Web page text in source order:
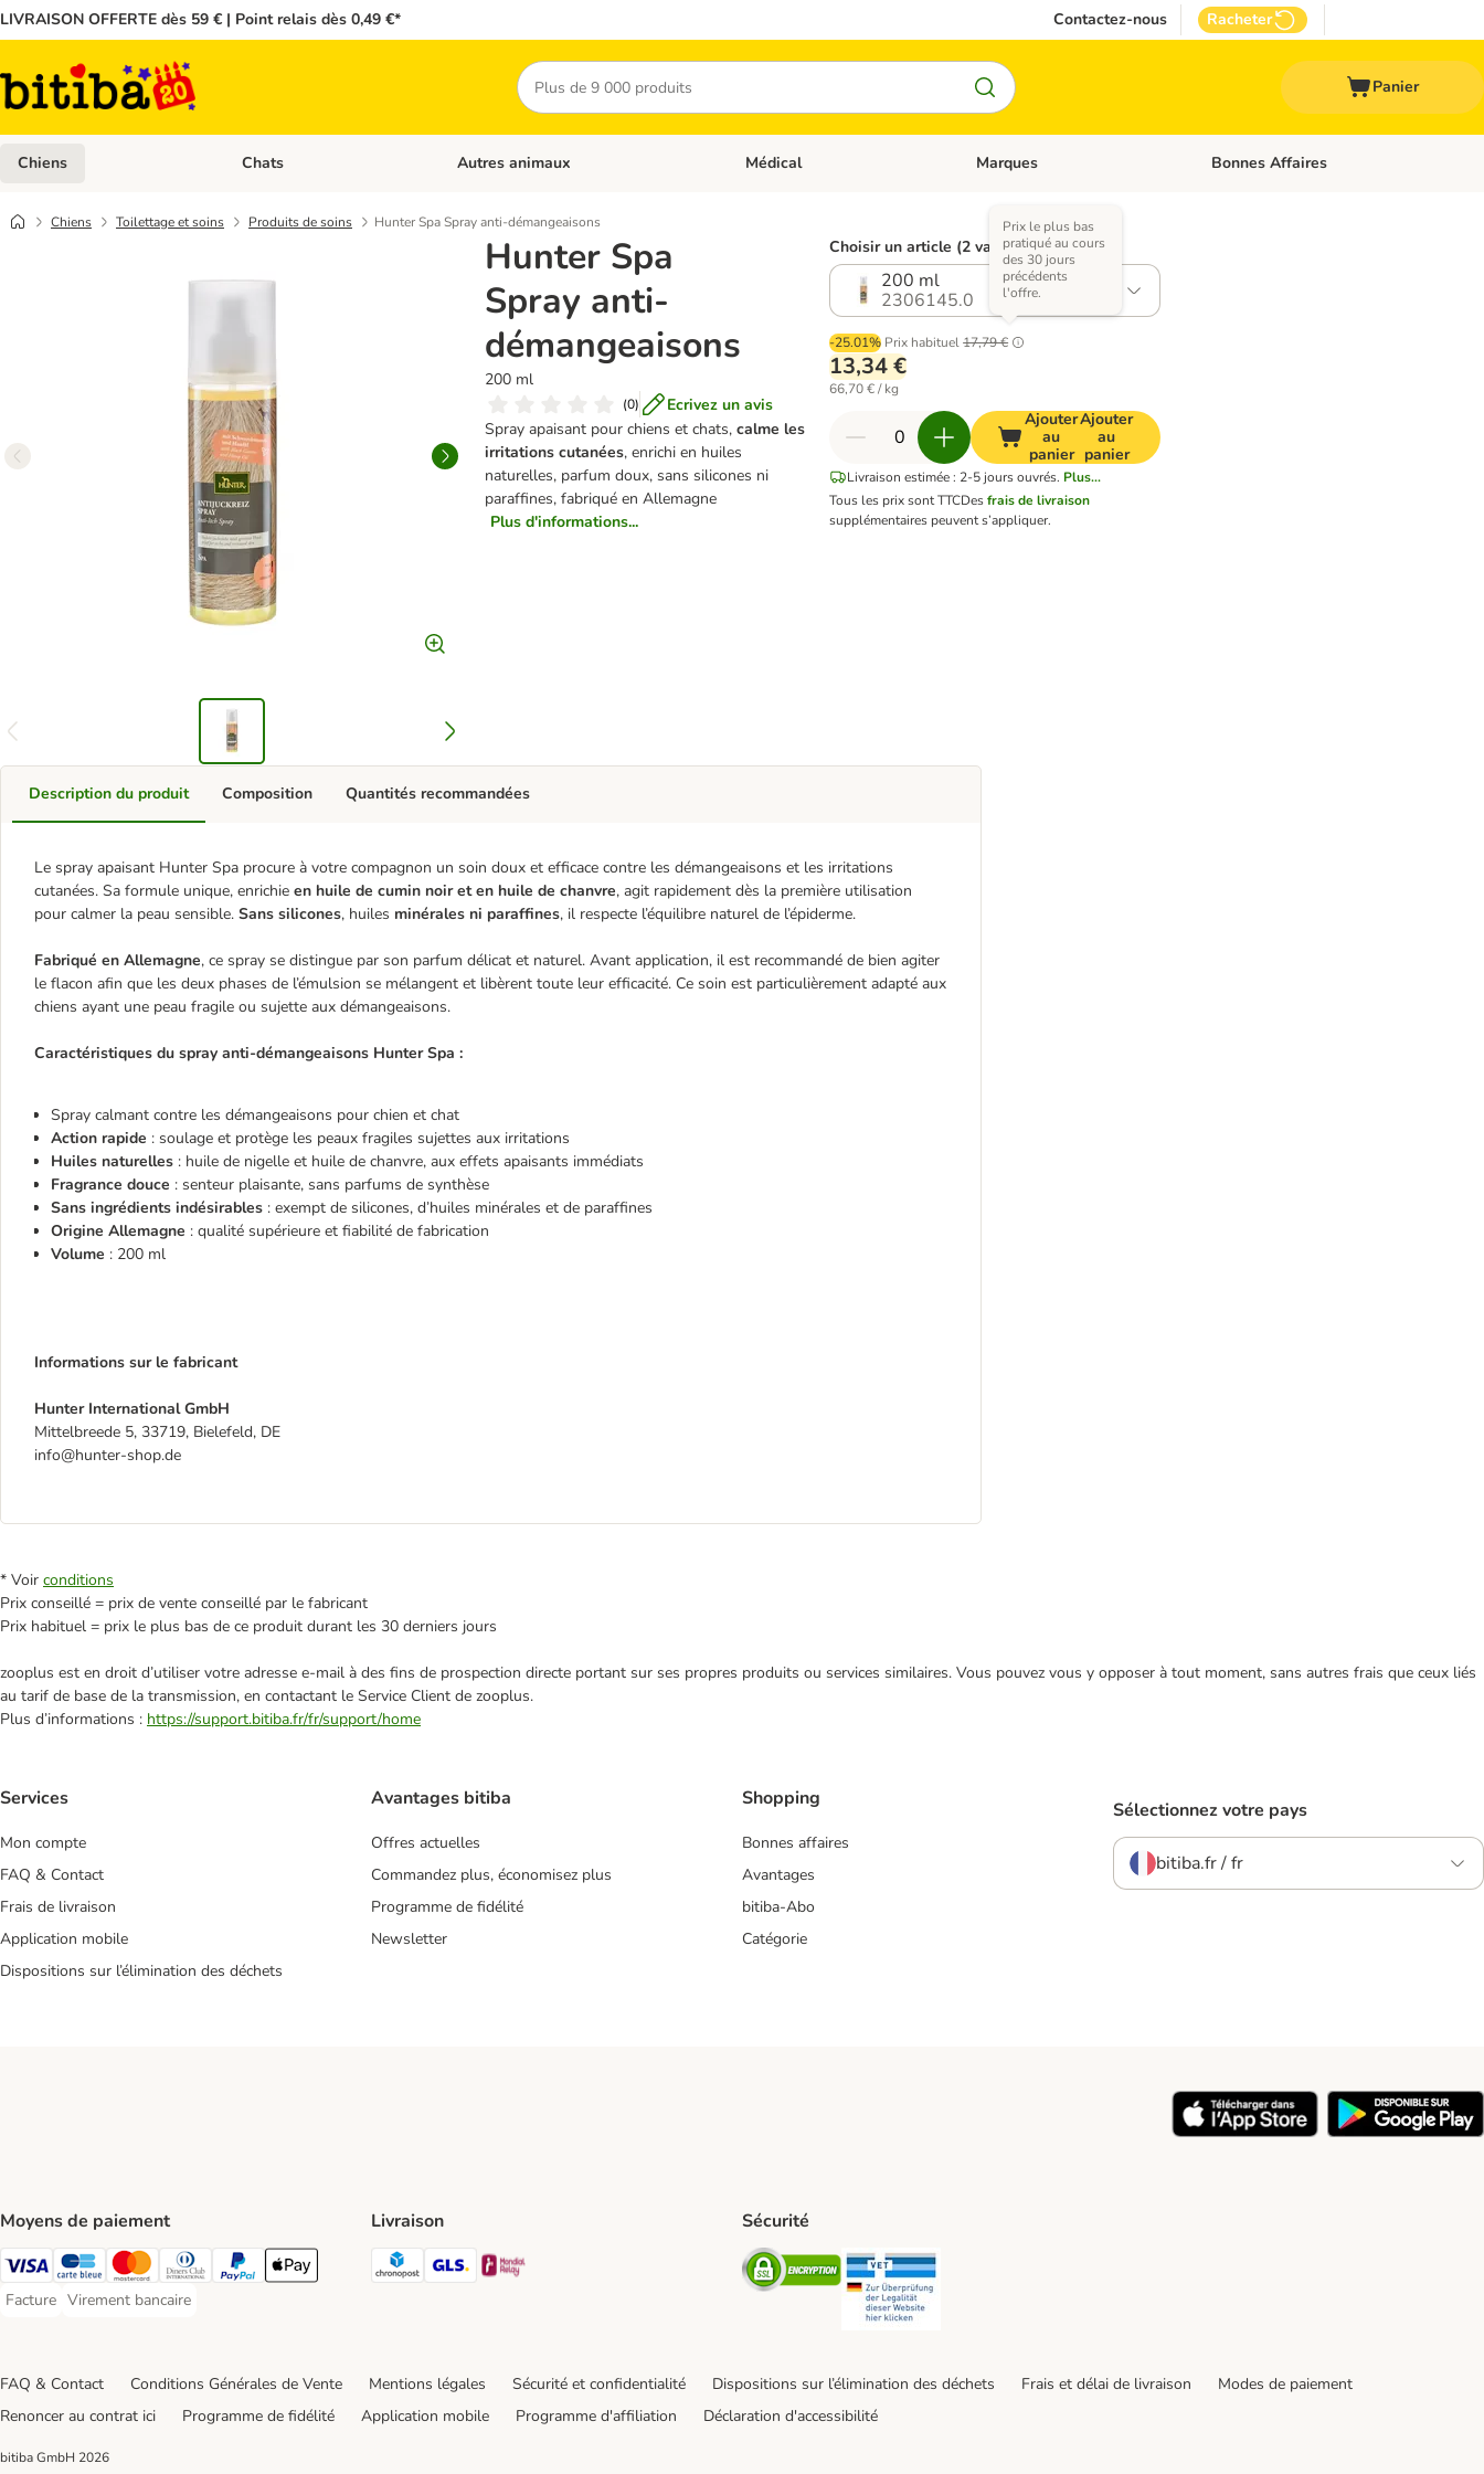
LIVRAISON OFFERTE dès 59 € | Point relais dès 0,49 €* Contactez-nous Racheter
Rechercher
Panier
Chiens Dérouler les catégories: Chiens
Chats Dérouler les catégories: Chats
Autres animaux Dérouler les catégories: Autres animaux
Médical Dérouler les catégories: Médical
Marques Dérouler les catégories: Marques
Bonnes Affaires
Chiens Toilettage et soins Produits de soins Hunter Spa Spray anti-démangeaisons
Hunter Spa
Spray anti-
démangeaisons
200 ml
(0)
Ecrivez un avis
Spray apaisant pour chiens et chats,calme les
irritations cutanées, enrichi en huiles
naturelles, parfum doux, sans silicones ni
paraffines, fabriqué en Allemagne
Plus d'informations...
Choisir un article (2 variantes)
200 ml
2306145.0
-25.01% Prix habituel17,79 €
Prix le plus bas
pratiqué au cours
des 30 jours
précédents
l'offre.
13,34 €
66,70 € / kg
Ajouter
au
panier
Ajouter
au
panier
Livraison estimée : 2-5 jours ouvrés. Plus...
Tous les prix sont TTCDesfrais de livraison
supplémentaires peuvent s’appliquer.
Description du produit
Le spray apaisant Hunter Spa procure à votre compagnon un soin doux et efficace contre les démangeaisons et les irritations
cutanées. Sa formule unique, enrichie en huile de cumin noir et en huile de chanvre, agit rapidement dès la première utilisation
pour calmer la peau sensible. Sans silicones, huiles minérales ni paraffines, il respecte l’équilibre naturel de l’épiderme.
Fabriqué en Allemagne, ce spray se distingue par son parfum délicat et naturel. Avant application, il est recommandé de bien agiter
le flacon afin que les deux phases de l’émulsion se mélangent et libèrent toute leur efficacité. Ce soin est particulièrement adapté aux
chiens ayant une peau fragile ou sujette aux démangeaisons.
Caractéristiques du spray anti-démangeaisons Hunter Spa :
Spray calmant contre les démangeaisons pour chien et chat
Action rapide : soulage et protège les peaux fragiles sujettes aux irritations
Huiles naturelles : huile de nigelle et huile de chanvre, aux effets apaisants immédiats
Fragrance douce : senteur plaisante, sans parfums de synthèse
Sans ingrédients indésirables : exempt de silicones, d’huiles minérales et de paraffines
Origine Allemagne : qualité supérieure et fiabilité de fabrication
Volume : 200 ml
Informations sur le fabricant
Hunter International GmbH
Mittelbreede 5, 33719, Bielefeld, DE
info@hunter-shop.de
Composition Quantités recommandées
* Voir conditions
Prix conseillé = prix de vente conseillé par le fabricant
Prix habituel = prix le plus bas de ce produit durant les 30 derniers jours
zooplus est en droit d’utiliser votre adresse e‑mail à des fins de prospection directe portant sur ses propres produits ou services similaires. Vous pouvez vous y opposer à tout moment, sans autres frais que ceux liés
au tarif de base de la transmission, en contactant le Service Client de zooplus.
Plus d’informations : https://support.bitiba.fr/fr/support/home
Services
Mon compte
FAQ & Contact
Frais de livraison
Application mobile
Dispositions sur l’élimination des déchets
Avantages bitiba
Offres actuelles
Commandez plus, économisez plus
Programme de fidélité
Newsletter
Shopping
Bonnes affaires
Avantages
bitiba-Abo
Catégorie
Sélectionnez votre pays
bitiba.fr / fr
Moyens de paiement
Visa Payment Method
carte bleue Payment Method
Master Card Payment Method
Diners Club Payment Method
Paypal Payment Method
Apple Pay Payment Method
Facture
Facture Payment Method
Virement bancaire
Virement bancaire Payment Method
Livraison
Chronopost Shipping Method
GLS Shipping Method
Mondial relay Shipping Method
Sécurité
Security
FAQ & Contact Conditions Générales de Vente Mentions légales Sécurité et confidentialité Dispositions sur l’élimination des déchets Frais et délai de livraison
Modes de paiement
Renoncer au contrat ici
Programme de fidélité Application mobile Programme d'affiliation Déclaration d'accessibilité
bitiba GmbH 2026